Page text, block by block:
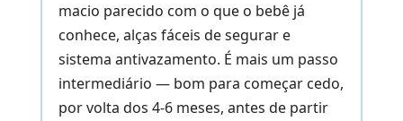
macio parecido com o que o bebê já
conhece, alças fáceis de segurar e
sistema antivazamento. É mais um passo
intermediário — bom para começar cedo,
por volta dos 4-6 meses, antes de partir